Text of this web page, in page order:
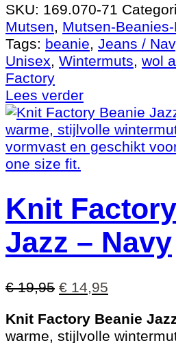
SKU: 169.070-71
Mutsen, Mutsen-
Tags: beanie, Jeans /
Unisex, Wintermuts, wol
Factory
Lees verder
Knit
Jazz – Navy
€19,95 Oorspronkelijke
was:
€ 19,95.
€ 14,95
is:
€ 14,95.
Knit Factory Beanie
warme, stijlvolle